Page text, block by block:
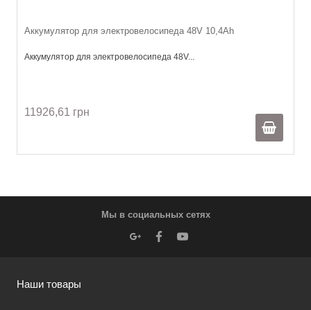
Аккумулятор для электровелосипеда 48V 10,4Ah
Аккумулятор для электровелосипеда 48V...
11926,61 грн
Мы в социальных сетях
Наши товары